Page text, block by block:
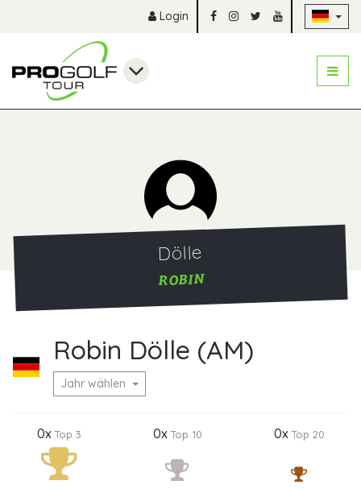
Login
Dölle
ROBIN
Robin Dölle (AM)
Jahr wählen
0xTop 3 0xTop 10 0xTop 20